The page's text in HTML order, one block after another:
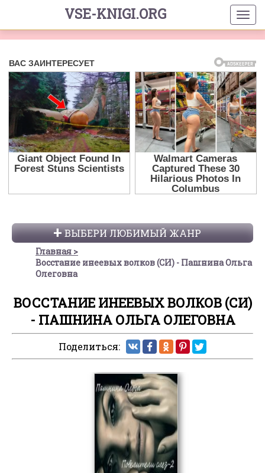
VSE-KNIGI.ORG
ВЫБЕРИ ЛЮБИМЫЙ ЖАНР
Главная
Восстание инеевых волков (СИ) - Пашнина Ольга
Олеговна
ВОССТАНИЕ ИНЕЕВЫХ ВОЛКОВ (СИ)
- ПАШНИНА ОЛЬГА ОЛЕГОВНА
Поделиться: